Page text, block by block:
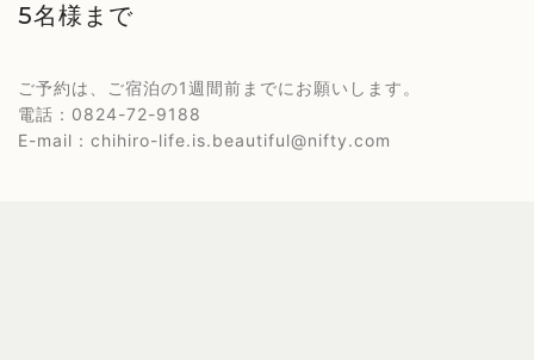
5名様まで
ご予約は、ご宿泊の1週間前までにお願いします。
電話：0824-72-9188
E-mail：chihiro-life.is.beautiful@nifty.com